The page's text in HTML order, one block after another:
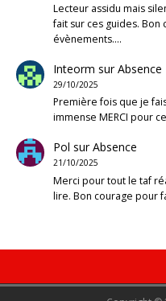
Lecteur assidu mais
fait sur ces guides.
évènements.…
Inteorm surAbsence
29/10/2025
Première fois que je
immense MERCI pour
Pol surAbsence
21/10/2025
Merci pour tout le taf
lire. Bon courage pour